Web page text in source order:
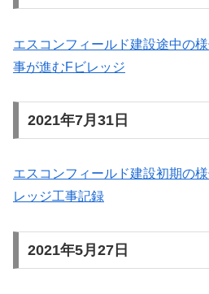
エスコンフィールド建設途中の
事が進むFビレッジ
2021年7月31日
エスコンフィールド建設初期の
レッジ工事記録
2021年5月27日